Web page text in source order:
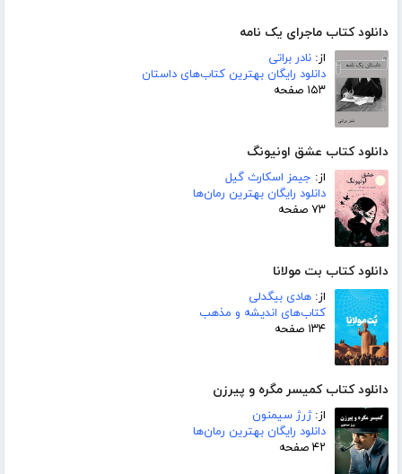
دانلود کتاب ماجرای یک نامه
از: نادر براتی
دانلود رایگان بهترین کتاب‌های داستان
۱۵۳ صفحه
دانلود کتاب عشق اونیونگ
از: جیمز اسکارث گیل
دانلود رایگان بهترین رمان‌ها
۷۳ صفحه
دانلود کتاب بت مولانا
از: هادی بیگدلی
کتاب‌های اندیشه و مذهب
۱۳۴ صفحه
دانلود کتاب کمیسر مگره و پیرزن
از:ژرژ سیمنون
دانلود رایگان بهترین رمان‌ها
۴۲ صفحه